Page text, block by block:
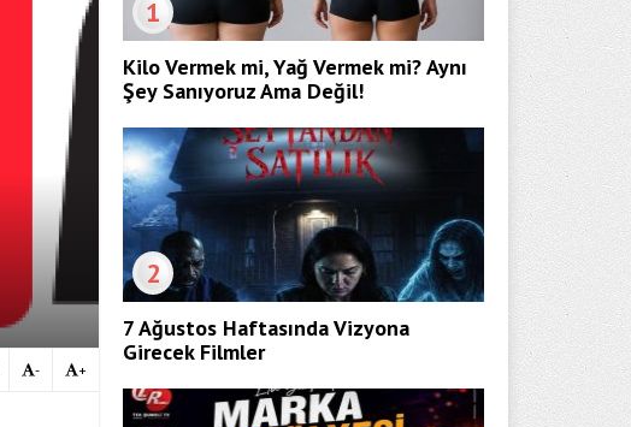
+
-
1
Kilo Vermek mi, Yağ Vermek mi? Aynı
Şey Sanıyoruz Ama Değil!
2
7 Ağustos Haftasında Vizyona
Girecek Filmler